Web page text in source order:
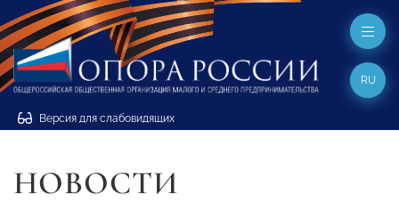
Версия для слабовидящих
RU
НОВОСТИ